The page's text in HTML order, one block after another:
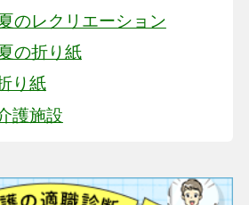
のレクリエーション
の折り紙
り紙
護施設